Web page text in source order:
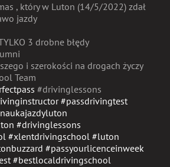
, który w Luton (14/5/2022) zdał
jazdy
3 drobne błędy
i szerokości na drogach życzy
Team
#drivinglessons
#passdrivingtest
#drivinglessons
#xlentdrivingschool #luton
#passyourlicenceinweek
#bestlocaldrivingschool